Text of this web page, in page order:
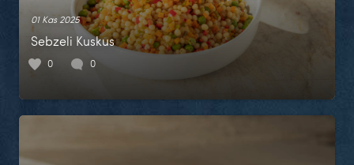
01 Kas 2025
Sebzeli Kuskus
0 0